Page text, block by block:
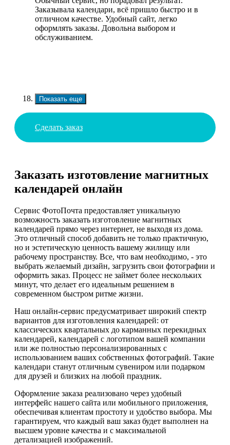
Заказывала календари, всё пришло быстро и в
отличном качестве. Удобный сайт, легко
оформлять заказы. Довольна выбором и
обслуживанием.
Показать еще
Сделать заказ
Заказать изготовление магнитных
календарей онлайн
Сервис ФотоПочта предоставляет уникальную
возможность заказать изготовление магнитных
календарей прямо через интернет, не выходя из дома.
Это отличный способ добавить не только практичную,
но и эстетическую ценность вашему жилищу или
рабочему пространству. Все, что вам необходимо, - это
выбрать желаемый дизайн, загрузить свои фотографии и
оформить заказ. Процесс не займет более нескольких
минут, что делает его идеальным решением в
современном быстром ритме жизни.
Наш онлайн-сервис предусматривает широкий спектр
вариантов для изготовления календарей: от
классических квартальных до карманных перекидных
календарей, календарей с логотипом вашей компании
или же полностью персонализированных с
использованием ваших собственных фотографий. Такие
календари станут отличным сувениром или подарком
для друзей и близких на любой праздник.
Оформление заказа реализовано через удобный
интерфейс нашего сайта или мобильного приложения,
обеспечивая клиентам простоту и удобство выбора. Мы
гарантируем, что каждый ваш заказ будет выполнен на
высшем уровне качества и с максимальной
детализацией изображений.